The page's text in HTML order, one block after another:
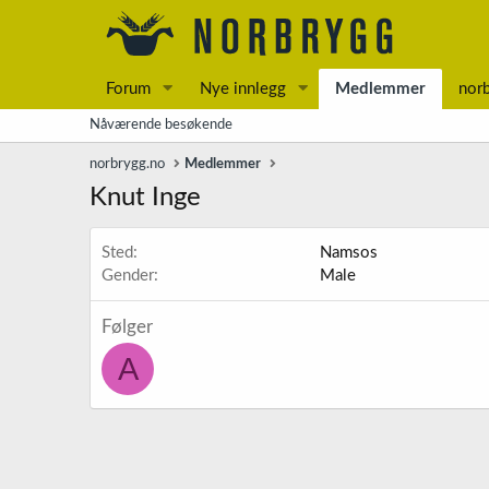
Forum Nye innlegg Medlemmer
Nåværende besøkende
norbrygg.no Medlemmer
Knut Inge
Sted
Namsos
Gender
Male
Følger
A